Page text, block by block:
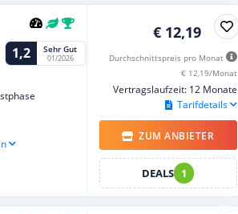
1,2 Sehr Gut
01/2026
€ 12,19
Durchschnittspreis pro Monat
€ 12,19/Monat
Vertragslaufzeit: 12 Monate
Tarifdetails
ZUM ANBIETER
DEALS 1